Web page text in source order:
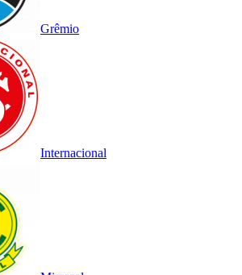
Grêmio
Internacional